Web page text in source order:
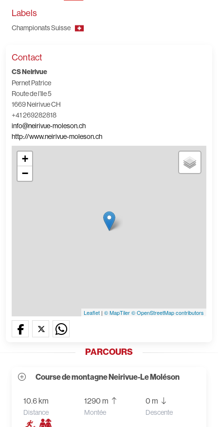
Labels
Championats Suisse
Contact
CS Neirivue
Pernet Patrice
Route de l’Ile 5
1669 Neirivue CH
+41 269282818
info@neirivue-moleson.ch
http://www.neirivue-moleson.ch
+
−
Leaflet | © MapTiler© OpenStreetMap contributors
PARCOURS
Course de montagne Neirivue-Le Moléson
10.6 km
Distance
1290 m
Montée
0 m
Descente